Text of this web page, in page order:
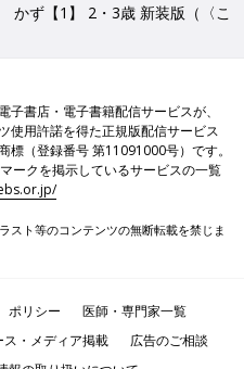
かず【1】 2・3歳 新装版（〈こ
子書店・電子書籍配信サービスが、
使用許諾を得た正規版配信サービス
標（登録番号 第11091000号）です。
ークを掲示しているサービスの一覧
スト等のコンテンツの無断転載を禁じま
ポリシー
医師・専門家一覧
・メディア掲載
広告のご相談